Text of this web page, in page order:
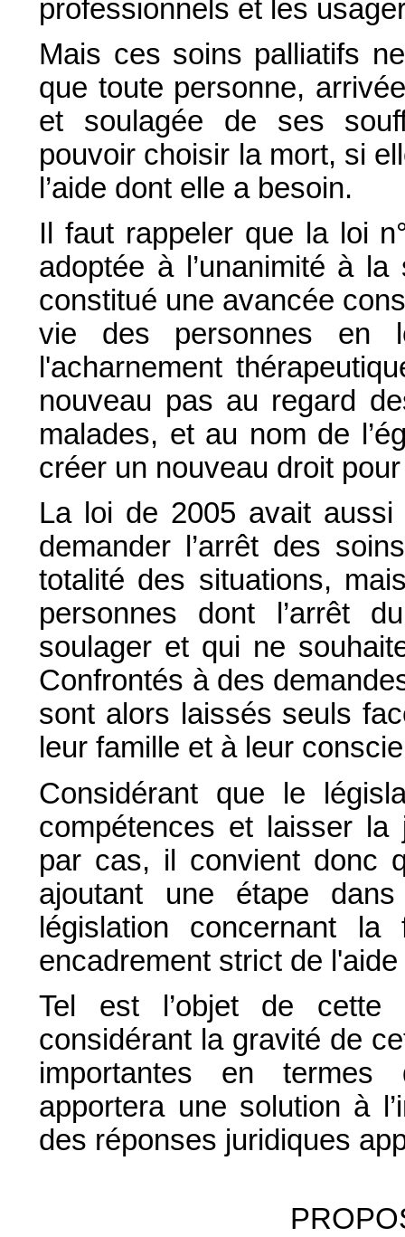
professionnels et les
Mais ces soins palliatifs
que toute personne,
et soulagée de ses
pouvoir choisir la mort, si
l’aide dont elle a besoin.
Il faut rappeler que la loi
adoptée à l’unanimité à
constitué une avancée
vie des personnes en
l'acharnement
nouveau pas au regard
malades, et au nom de
créer un nouveau droit
La loi de 2005 avait
demander l’arrêt des
totalité des situations,
personnes dont l’arrêt
soulager et qui ne
Confrontés à des
sont alors laissés seuls
leur famille et à leur
Considérant que le
compétences et laisser
par cas, il convient donc
ajoutant une étape
législation concernant
encadrement strict de
Tel est l’objet de
considérant la gravité de
importantes en termes
apportera une solution à
des réponses juridiques